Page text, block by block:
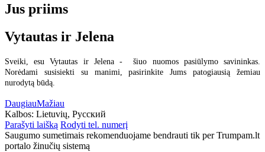
Jus priims
Vytautas ir Jelena
Sveiki, esu Vytautas ir Jelena - šiuo nuomos pasiūlymo savininkas.
Norėdami susisiekti su manimi, pasirinkite Jums patogiausią žemiau
nurodytą būdą.
DaugiauMažiau
Kalbos: Lietuvių, Русский
Parašyti laišką Rodyti tel. numerį
Saugumo sumetimais rekomenduojame bendrauti tik per Trumpam.lt
portalo žinučių sistemą